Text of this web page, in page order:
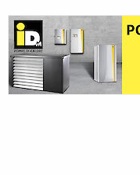
Skip to content